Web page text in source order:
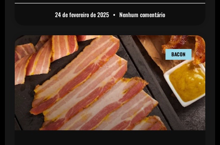
24 de fevereiro de 2025 Nenhum comentário
BACON